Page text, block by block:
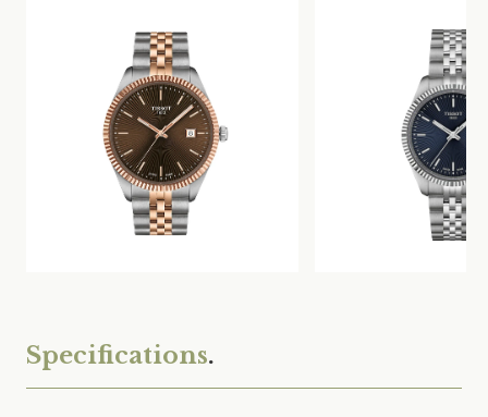
Specifications.